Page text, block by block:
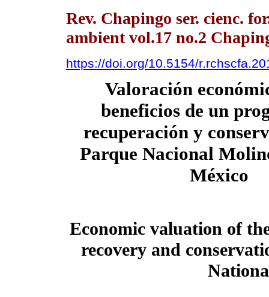
Rev. Chapingo ser. cienc.
ambient vol.17 no.2
https://doi.org/10.5154/
Valoración
beneficios de un
recuperación y
Parque Nacional
México
Economic valuation of
recovery and